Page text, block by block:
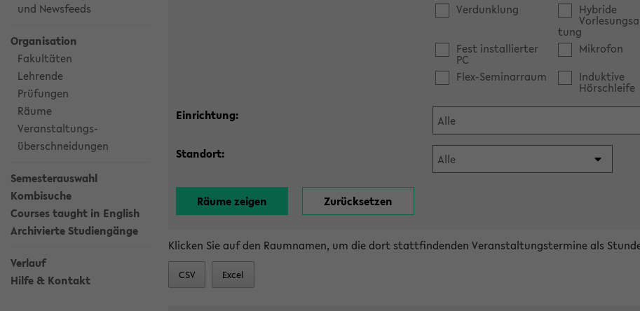
und Newsfeeds
Organisation
Fakultäten
Lehrende
Prüfungen
Räume
Veranstaltungs-
überschneidungen
Semesterauswahl
Kombisuche
Courses taught in English
Archivierte Studiengänge
Verlauf
Hilfe & Kontakt
Verdunklung
Hybride
tung
Fest installierter
PC
Mikrofon
Flex-Seminarraum
Induktive
Hörschleife
Einrichtung:
Standort:
Klicken Sie auf den Raumnamen, um die dort stattfindenden Veranstaltungstermine als
CSV Excel